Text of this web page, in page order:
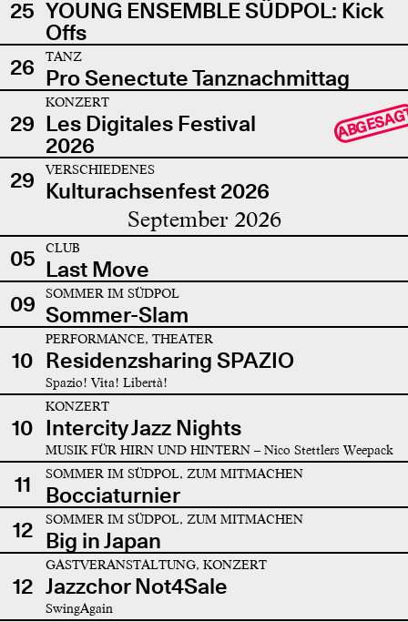
25 YOUNG ENSEMBLE SÜDPOL: Kick
Offs
26
TANZ
Pro Senectute Tanznachmittag
29
KONZERT
Les Digitales Festival
2026
29 VERSCHIEDENES
Kulturachsenfest 2026
September 2026
05 CLUB
Last Move
09
SOMMER IM SÜDPOL
Sommer-Slam
10
PERFORMANCE, THEATER
Residenzsharing SPAZIO
Spazio! Vita! Libertà!
10
KONZERT
Intercity Jazz Nights
MUSIK FÜR HIRN UND HINTERN – Nico Stettlers Weepack
11 SOMMER IM SÜDPOL, ZUM MITMACHEN
Bocciaturnier
12
SOMMER IM SÜDPOL, ZUM MITMACHEN
Big in Japan
12
GASTVERANSTALTUNG, KONZERT
Jazzchor Not4Sale
SwingAgain